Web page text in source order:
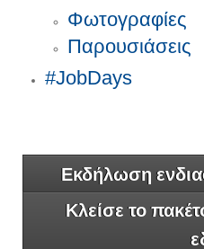
Φωτογραφίες
Παρουσιάσεις
#JobDays
Εκδήλωση
Κλείσε το